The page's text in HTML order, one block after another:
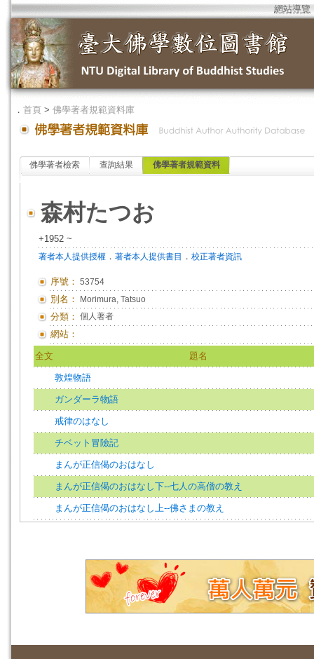
網站導覽
． 首頁 > 佛學著者規範資料庫
佛學著者檢索 查詢結果 佛學著者規範資料
森村たつお
+1952 ~
著者本人提供授權 ． 著者本人提供書目 ． 校正著者資訊
序號： 53754
別名： Morimura, Tatsuo
分類： 個人著者
網站：
全文 題名
敦煌物語
ガンダーラ物語
戒律のはなし
チベット冒險記
まんが正信偈のおはなし
まんが正信偈のおはなし下--七人の高僧の教え
まんが正信偈のおはなし上--佛さまの教え